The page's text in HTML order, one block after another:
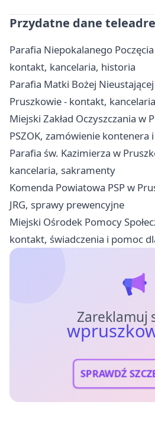
Przydatne dane
Parafia Niepokalanego
kontakt, kancelaria, historia
Parafia Matki Bożej
Pruszkowie - kontakt,
Miejski Zakład Oczyszczania w
PSZOK, zamówienie kontenera
Parafia św. Kazimierza w
kancelaria, sakramenty
Komenda Powiatowa PSP w
JRG, sprawy prewencyjne
Miejski Ośrodek Pomocy
kontakt, świadczenia i pomoc
Zareklamuj
SPRAWDŹ